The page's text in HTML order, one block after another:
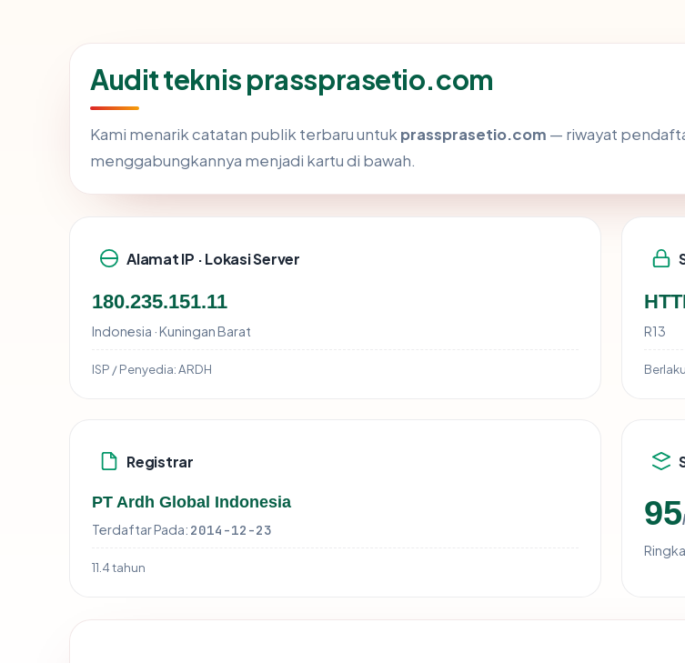
Audit teknis prassprasetio.com
Kami menarik catatan publik terbaru untuk prassprasetio.com — riwayat
menggabungkannya menjadi kartu di bawah.
Alamat IP · Lokasi Server
180.235.151.11
Indonesia · Kuningan Barat
ISP / Penyedia:ARDH
R13
Registrar
PT Ardh Global Indonesia
Terdaftar Pada: 2014-12-23
11.4 tahun
95